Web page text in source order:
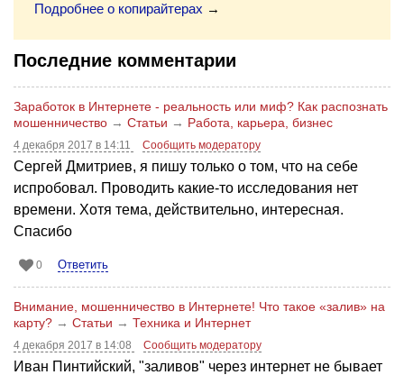
Подробнее о копирайтерах →
Последние комментарии
Заработок в Интернете - реальность или миф? Как распознать
мошенничество → Статьи → Работа, карьера, бизнес
4 декабря 2017 в 14:11 Сообщить модератору
Сергей Дмитриев, я пишу только о том, что на себе
испробовал. Проводить какие-то исследования нет
времени. Хотя тема, действительно, интересная.
Спасибо
0 Ответить
Внимание, мошенничество в Интернете! Что такое «залив» на
карту? → Статьи → Техника и Интернет
4 декабря 2017 в 14:08 Сообщить модератору
Иван Пинтийский, "заливов" через интернет не бывает